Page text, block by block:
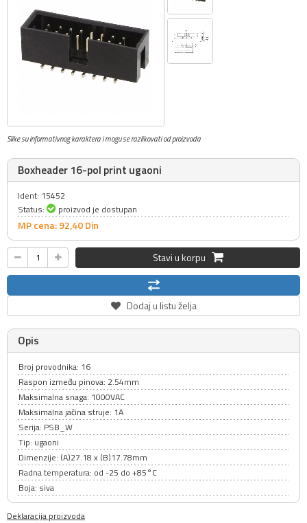
Slike su informativnog karaktera i mogu se razlikovati od proizvoda
Boxheader 16-pol print ugaoni
Ident: 15452
Status:
proizvod je dostupan
MP cena: 92,40Din
Stavi u korpu
Dodaj u listu želja
Opis
Broj provodnika: 16
Raspon između pinova: 2.54mm
Maksimalna snaga: 1000VAC
Maksimalna jačina struje: 1A
Serija: PSB_W
Tip: ugaoni
Dimenzije: (A)27.18 x (B)17.78mm
Radna temperatura: od -25 do +85°C
Boja: siva
Deklaracija proizvoda